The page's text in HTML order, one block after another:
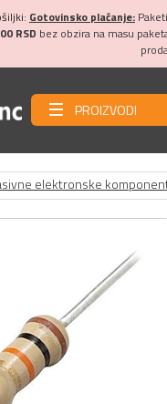
Gotovinsko plaćanje:
RSD bez obzira na masu
PROIZVODI
elektronske